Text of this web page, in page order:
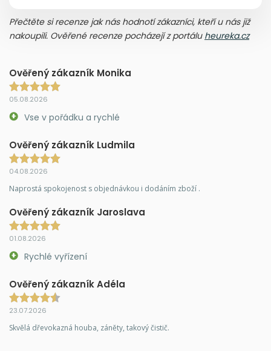
Přečtěte si recenze jak nás hodnotí zákazníci, kteří u nás již
nakoupili. Ověřené recenze pocházejí z portálu heureka.cz
Ověřený zákazník Monika
05.08.2026
Vse v pořádku a rychlé
Ověřený zákazník Ludmila
04.08.2026
Naprostá spokojenost s objednávkou i dodáním zboží .
Ověřený zákazník Jaroslava
01.08.2026
Rychlé vyřízení
Ověřený zákazník Adéla
23.07.2026
Skvělá dřevokazná houba, záněty, takový čistič.